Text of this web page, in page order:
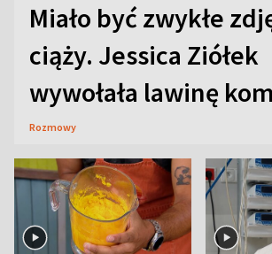
Miało być zwykłe
ciąży. Jessica Ziółek
wywołała lawinę
Rozmowy